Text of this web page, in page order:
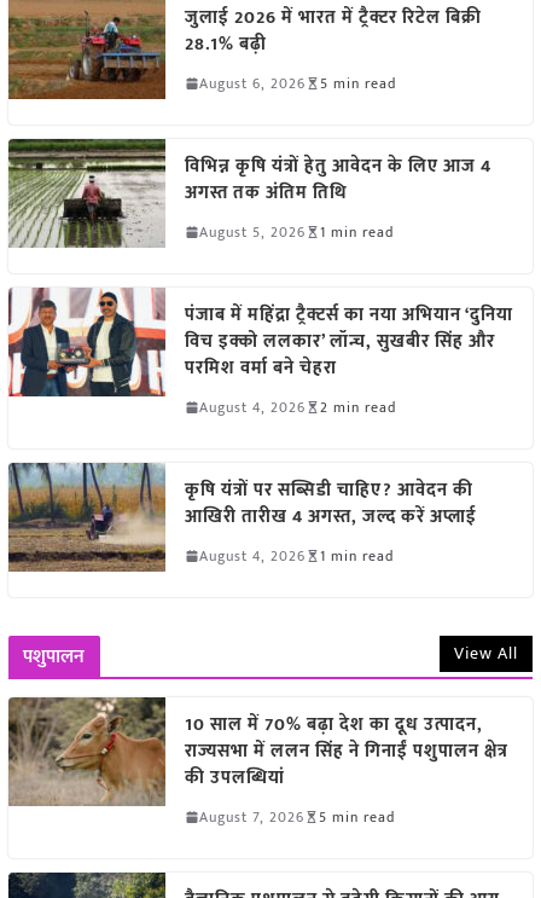
जुलाई 2026 में भारत में ट्रैक्टर रिटेल बिक्री
28.1% बढ़ी
August 6, 2026 5 min read
विभिन्न कृषि यंत्रों हेतु आवेदन के लिए आज 4
अगस्त तक अंतिम तिथि
August 5, 2026 1 min read
पंजाब में महिंद्रा ट्रैक्टर्स का नया अभियान ‘दुनिया
विच इक्को ललकार’ लॉन्च, सुखबीर सिंह और
परमिश वर्मा बने चेहरा
August 4, 2026 2 min read
कृषि यंत्रों पर सब्सिडी चाहिए? आवेदन की
आखिरी तारीख 4 अगस्त, जल्द करें अप्लाई
August 4, 2026 1 min read
पशुपालन View All
10 साल में 70% बढ़ा देश का दूध उत्पादन,
राज्यसभा में ललन सिंह ने गिनाईं पशुपालन क्षेत्र
की उपलब्धियां
August 7, 2026 5 min read